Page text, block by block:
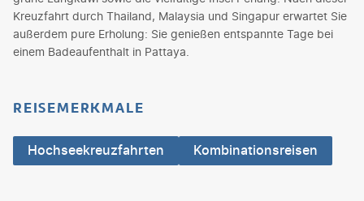
Kreuzfahrt durch Thailand, Malaysia und Singapur erwartet Sie
außerdem pure Erholung: Sie genießen entspannte Tage bei
einem Badeaufenthalt in Pattaya.
REISEMERKMALE
Hochseekreuzfahrten Kombinationsreisen